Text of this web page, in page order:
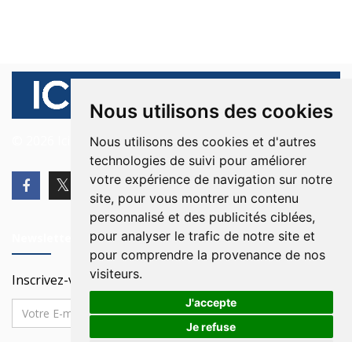
Nous utilisons des cookies
Nous utilisons des cookies et d'autres
technologies de suivi pour améliorer
votre expérience de navigation sur notre
site, pour vous montrer un contenu
personnalisé et des publicités ciblées,
pour analyser le trafic de notre site et
pour comprendre la provenance de nos
visiteurs.
J'accepte
Je refuse
© 2026 Ici Beyrouth. Tous les droits sont réservés.
Inscrivez-vous à notre Newsletter